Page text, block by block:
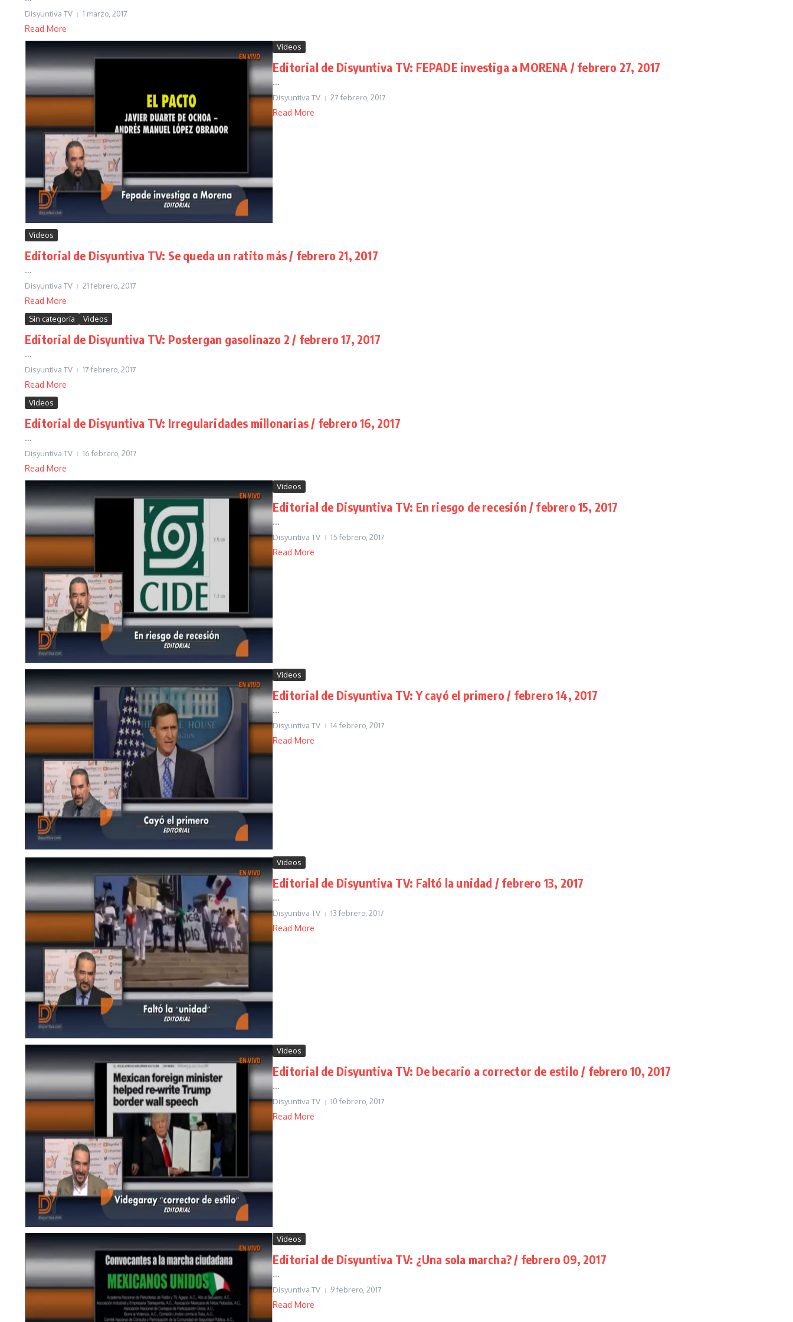
Disyuntiva TV 1 marzo, 2017
Read More
Videos
Editorial de Disyuntiva TV: FEPADE investiga a MORENA / febrero 27, 2017
...
Disyuntiva TV 27 febrero, 2017
Read More
Videos
Editorial de Disyuntiva TV: Se queda un ratito más / febrero 21, 2017
...
Disyuntiva TV 21 febrero, 2017
Read More
Sin categoría Videos
Editorial de Disyuntiva TV: Postergan gasolinazo 2 / febrero 17, 2017
...
Disyuntiva TV 17 febrero, 2017
Read More
Videos
Editorial de Disyuntiva TV: Irregularidades millonarias / febrero 16, 2017
...
Disyuntiva TV 16 febrero, 2017
Read More
Videos
Editorial de Disyuntiva TV: En riesgo de recesión / febrero 15, 2017
...
Disyuntiva TV 15 febrero, 2017
Read More
Videos
Editorial de Disyuntiva TV: Y cayó el primero / febrero 14, 2017
...
Disyuntiva TV 14 febrero, 2017
Read More
Videos
Editorial de Disyuntiva TV: Faltó la unidad / febrero 13, 2017
...
Disyuntiva TV 13 febrero, 2017
Read More
Videos
Editorial de Disyuntiva TV: De becario a corrector de estilo / febrero 10, 2017
...
Disyuntiva TV 10 febrero, 2017
Read More
Videos
Editorial de Disyuntiva TV: ¿Una sola marcha? / febrero 09, 2017
...
Disyuntiva TV 9 febrero, 2017
Read More